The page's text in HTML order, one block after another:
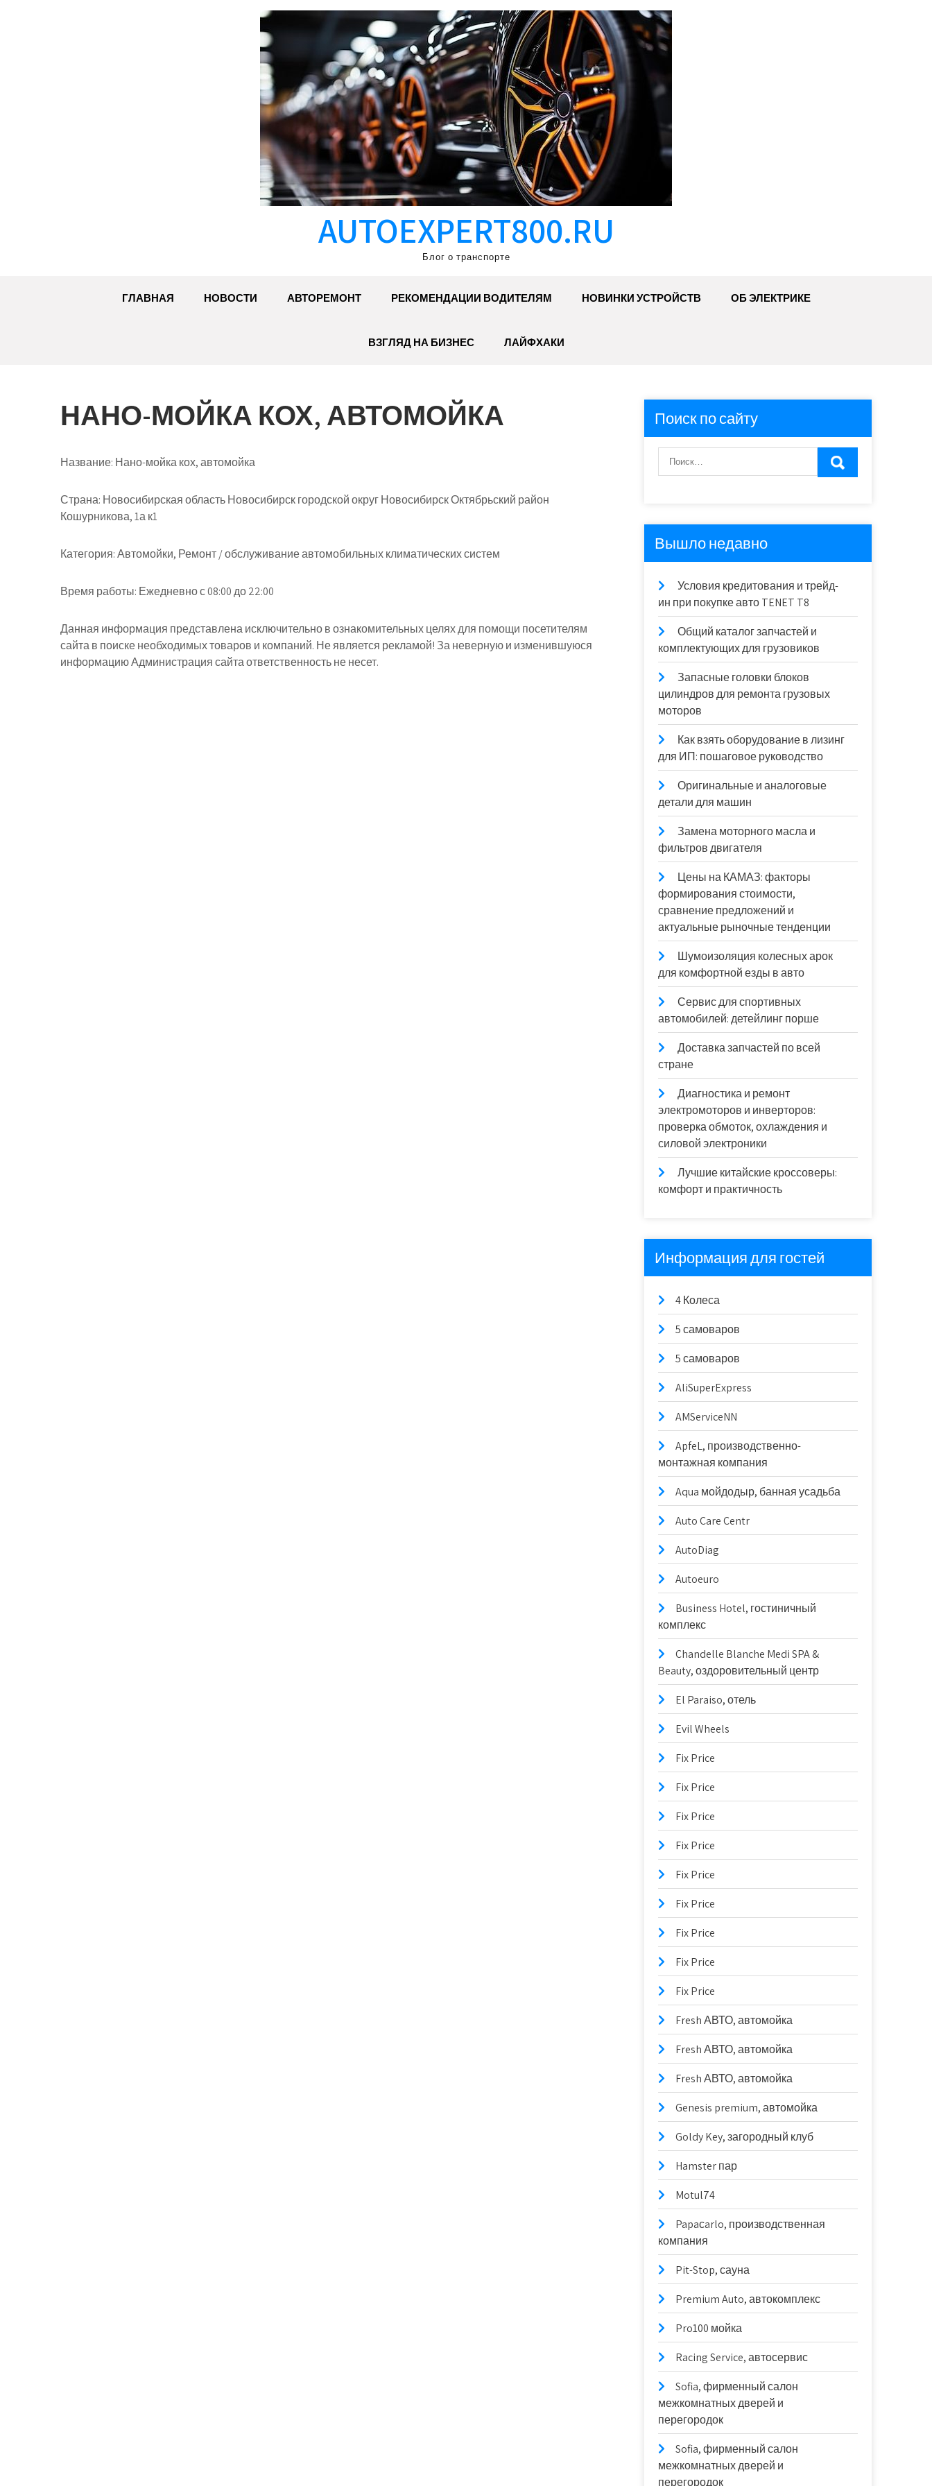
AUTOEXPERT800.RU
Блог о транспорте
ГЛАВНАЯ НОВОСТИ АВТОРЕМОНТ РЕКОМЕНДАЦИИ ВОДИТЕЛЯМ НОВИНКИ УСТРОЙСТВ ОБ ЭЛЕКТРИКЕ
ВЗГЛЯД НА БИЗНЕС ЛАЙФХАКИ
НАНО-МОЙКА КОХ, АВТОМОЙКА
Название: Нано-мойка кох, автомойка
Страна: Новосибирская область Новосибирск городской округ Новосибирск Октябрьский район
Кошурникова, 1а к1
Категория:Автомойки, Ремонт / обслуживание автомобильных климатических систем
Время работы: Ежедневно с 08:00 до 22:00
Данная информация представлена исключительно в ознакомительных целях для помощи посетителям
сайта в поиске необходимых товаров и компаний. Не является рекламой! За неверную и изменившуюся
информацию Администрация сайта ответственность не несет.
Поиск по сайту
Вышло недавно
Условия кредитования и трейд-
ин при покупке авто TENET T8
Общий каталог запчастей и
комплектующих для грузовиков
Запасные головки блоков
цилиндров для ремонта грузовых
моторов
Как взять оборудование в лизинг
для ИП: пошаговое руководство
Оригинальные и аналоговые
детали для машин
Замена моторного масла и
фильтров двигателя
Цены на КАМАЗ: факторы
формирования стоимости,
сравнение предложений и
актуальные рыночные тенденции
Шумоизоляция колесных арок
для комфортной езды в авто
Сервис для спортивных
автомобилей: детейлинг порше
Доставка запчастей по всей
стране
Диагностика и ремонт
электромоторов и инверторов:
проверка обмоток, охлаждения и
силовой электроники
Лучшие китайские кроссоверы:
комфорт и практичность
Информация для гостей
4 Колеса
5 самоваров
5 самоваров
AliSuperExpress
AMServiceNN
ApfeL, производственно-
монтажная компания
Aqua мойдодыр, банная усадьба
Auto Care Centr
AutoDiag
Autoeuro
Business Hotel, гостиничный
комплекс
Chandelle Blanche Medi SPA &
Beauty, оздоровительный центр
El Paraiso, отель
Evil Wheels
Fix Price
Fix Price
Fix Price
Fix Price
Fix Price
Fix Price
Fix Price
Fix Price
Fix Price
Fresh АВТО, автомойка
Fresh АВТО, автомойка
Fresh АВТО, автомойка
Genesis premium, автомойка
Goldy Key, загородный клуб
Hamster пар
Motul74
Papaсarlo, производственная
компания
Pit-Stop, сауна
Premium Auto, автокомплекс
Pro100 мойка
Racing Service, автосервис
Sofia, фирменный салон
межкомнатных дверей и
перегородок
Sofia, фирменный салон
межкомнатных дверей и
перегородок